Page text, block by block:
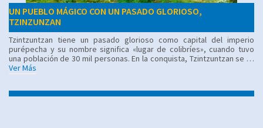
UN PUEBLO MÁGICO CON UN PASADO GLORIOSO,
TZINZUNZAN
Tzintzuntzan tiene un pasado glorioso como capital del imperio
purépecha y su nombre significa «lugar de colibríes», cuando tuvo
una población de 30 mil personas. En la conquista, Tzintzuntzan se …
Ver Más